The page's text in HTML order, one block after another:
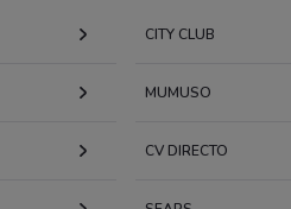
CITY CLUB
MUMUSO
CV DIRECTO